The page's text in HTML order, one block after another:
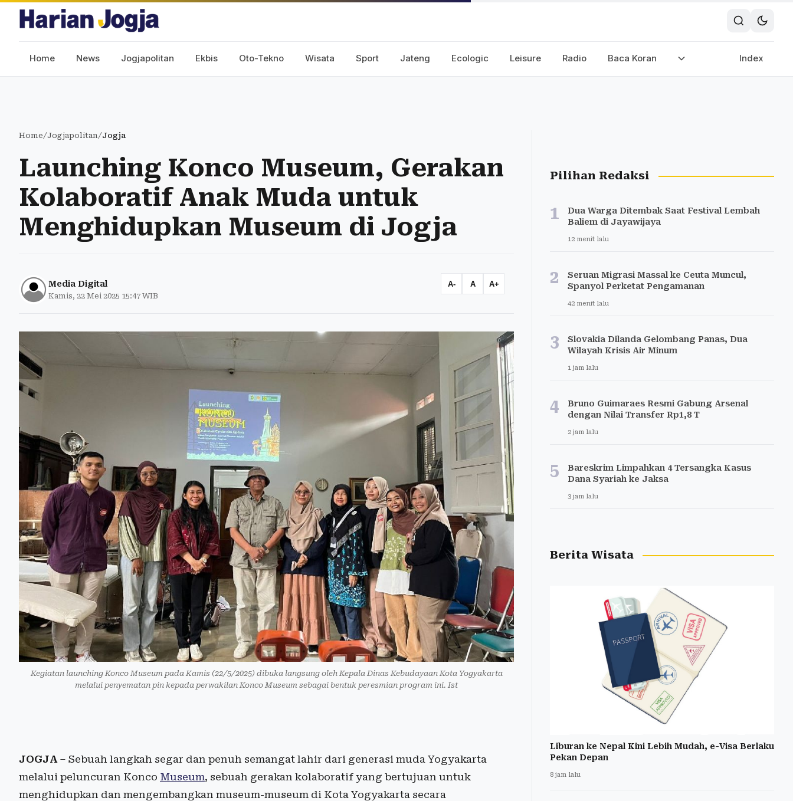
Home News Jogjapolitan Ekbis Oto-Tekno Wisata Sport Jateng Ecologic Leisure Radio Baca Koran Index
Home/Jogjapolitan/Jogja
Launching Konco Museum, Gerakan
Kolaboratif Anak Muda untuk
Menghidupkan Museum di Jogja
Media Digital
Kamis, 22 Mei 2025 15:47 WIB
A- A A+
Kegiatan launching Konco Museum pada Kamis (22/5/2025) dibuka langsung oleh Kepala Dinas Kebudayaan Kota Yogyakarta
melalui penyematan pin kepada perwakilan Konco Museum sebagai bentuk peresmian program ini. Ist
JOGJA – Sebuah langkah segar dan penuh semangat lahir dari generasi muda Yogyakarta
melalui peluncuran Konco Museum, sebuah gerakan kolaboratif yang bertujuan untuk
menghidupkan dan mengembangkan museum-museum di Kota Yogyakarta secara
Pilihan Redaksi
1
Dua Warga Ditembak Saat Festival Lembah
Baliem di Jayawijaya
12 menit lalu
2
Seruan Migrasi Massal ke Ceuta Muncul,
Spanyol Perketat Pengamanan
42 menit lalu
3
Slovakia Dilanda Gelombang Panas, Dua
Wilayah Krisis Air Minum
1 jam lalu
4
Bruno Guimaraes Resmi Gabung Arsenal
dengan Nilai Transfer Rp1,8 T
2 jam lalu
5
Bareskrim Limpahkan 4 Tersangka Kasus
Dana Syariah ke Jaksa
3 jam lalu
Berita Wisata
Liburan ke Nepal Kini Lebih Mudah, e-Visa Berlaku
Pekan Depan
8 jam lalu